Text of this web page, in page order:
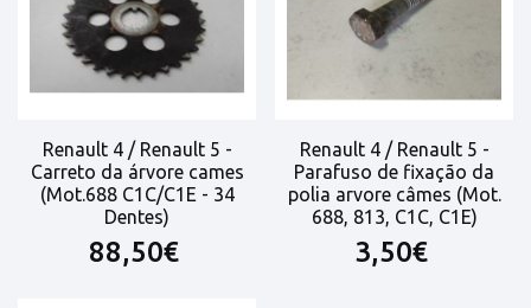
Renault 4 / Renault 5 -
Carreto da árvore cames
(Mot.688 C1C/C1E - 34
Dentes)
88,50€
Renault 4 / Renault 5 -
Parafuso de fixação da
polia arvore câmes (Mot.
688, 813, C1C, C1E)
3,50€